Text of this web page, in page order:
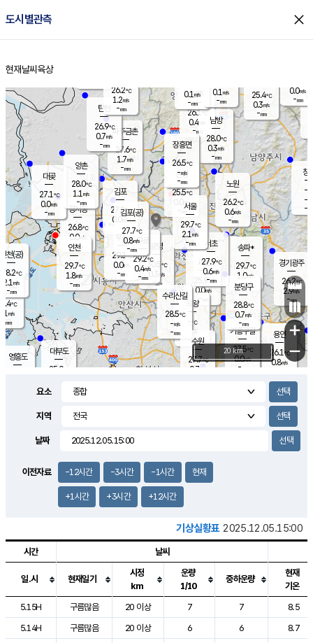
도시별관측 close
홈
현재날씨 육상
의도
℃
m/s
mm
영흥도
양주
26.1℃
0.4
-mm
과천
25.9℃
0.0m/s
- mm
용인
26.1℃
0.8m/s
경기광주
26.2℃
2.9m/s
-mm
1.1m/s
대부도
25.0
경서동
26.8℃
0.0m/s
-mm
파주금촌
27.6℃
1.7m/s
-mm
25.4℃
0.3m/s
-mm
대곶
27.1℃
0.0m/s
-mm
창
-
-m/
-
탄현
26.9℃
0.7m/s
-mm
0.0m/s
-mm
의왕
- ℃
m/s
mm
김포
27.8℃
0.0 m/s
mm
광명
30.5 ℃
0.3 m/s
-mm
부천
29.3℃
0.0m/s
-mm
양촌
28.0℃
1.1 m/s
-mm
구로
29.2℃
0.4m/s
-mm
은평
25.5℃
0.0 m/s
- mm
노원
26.2℃
0.6m/s
-mm
송파*
29.7℃
1.0m/s
-mm
서초
27.9℃
0.6m/s
-mm
남방
28.0℃
0.3m/s
-mm
기흥구갈
27.5℃
0.0m/s
-
수리산길
28.5℃
-m/s
-mm
분당구
28.8℃
0.7m/s
-mm
장흥면
26.5℃
-m/s
-mm
0.1 m/s
-mm
인천(공)
28.2℃
2.1 m/s
-mm
김포(공)
27.7℃
0.8m/s
-mm
수원
27.7℃
0.7 m/s
인천
29.7℃
1.8m/s
-mm
서울
29.7℃
2.1 m/s
-mm
26.2℃
1.2m/s
-mm
0.1 m/s
-mm
+
−
20 km
요소
지역
날짜
이전자료 -12시간 -3시간 -1시간 현재
+1시간 +3시간 +12시간
기상실황표 2025.12.05.15:00
도시별 기상실황표로 지점, 날씨, 기온, 강수, 바람, 기압등을 안내한 표입
시간 날씨
일.시 현재일기
시정
km
운량
1/10
중하운량
현재
기온
5.15H
구름많음 20 이상 7 7
8.5
5.14H
구름많음 20 이상 6 6
8.7